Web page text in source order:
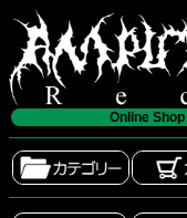
Online Shop